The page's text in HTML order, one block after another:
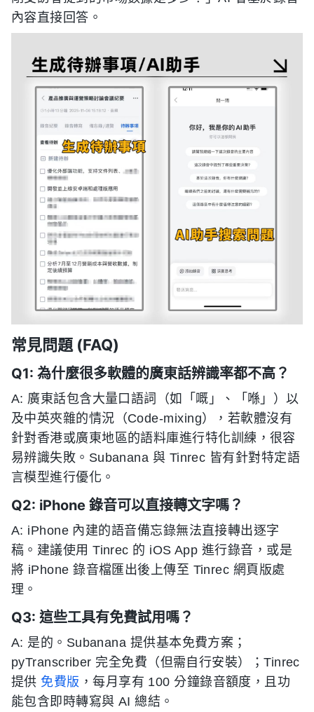
內容直接回答。
常見問題 (FAQ)
Q1: 為什麼很多軟體的廣東話辨識率都不高？
A: 廣東話包含大量口語詞（如「嘅」、「喺」）以
及中英夾雜的情況（Code-mixing），若軟體沒有
針對香港或廣東地區的語料庫進行特化訓練，很容
易辨識失敗。Subanana 與 Tinrec 皆有針對特定語
言模型進行優化。
Q2: iPhone 錄音可以直接轉文字嗎？
A: iPhone 內建的語音備忘錄無法直接轉出逐字
稿。建議使用 Tinrec 的 iOS App 進行錄音，或是
將 iPhone 錄音檔匯出後上傳至 Tinrec 網頁版處
理。
Q3: 這些工具有免費試用嗎？
A: 是的。Subanana 提供基本免費方案；
pyTranscriber 完全免費（但需自行安裝）；Tinrec
提供 免費版 ，每月享有 100 分鐘錄音額度，且功
能包含即時轉寫與 AI 總結。